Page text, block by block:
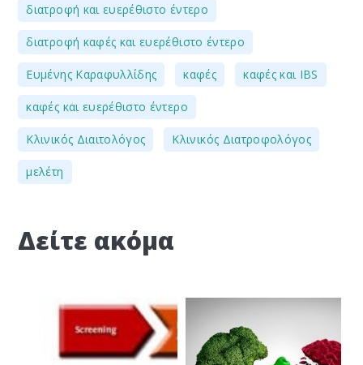
διατροφή και ευερέθιστο έντερο
διατροφή καφές και ευερέθιστο έντερο
Ευμένης Καραφυλλίδης καφές καφές και IBS
καφές και ευερέθιστο έντερο
Κλινικός Διαιτολόγος Κλινικός Διατροφολόγος
μελέτη
Δείτε ακόμα